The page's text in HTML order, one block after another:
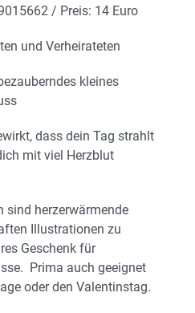
/ Preis: 14 Euro
und Verheirateten
kleines
dass dein Tag strahlt
mit viel Herzblut
sind herzerwärmende
Illustrationen zu
Geschenk für
Prima auch geeignet
oder den Valentinstag.